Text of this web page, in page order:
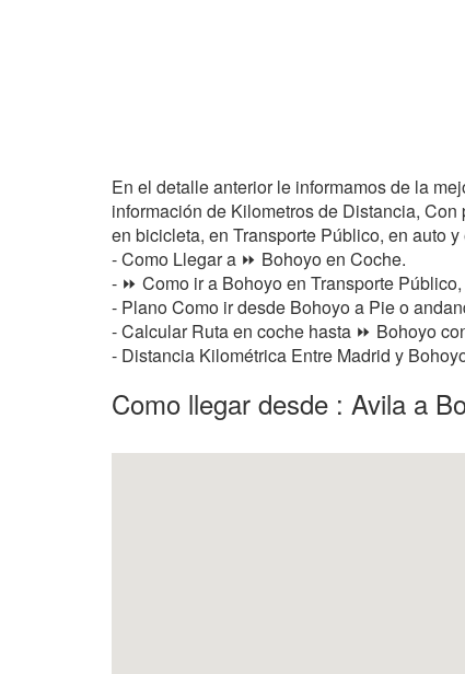
En el detalle anterior le informamos de la
información de Kilometros de Distancia,
en bicicleta, en Transporte Público, en auto
- Como Llegar a ⏩ Bohoyo en Coche.
- ⏩ Como ir a Bohoyo en Transporte
- Plano Como ir desde Bohoyo a Pie o
- Calcular Ruta en coche hasta ⏩ Bohoyo
- Distancia Kilométrica Entre Madrid y
Como llegar desde : Avila a